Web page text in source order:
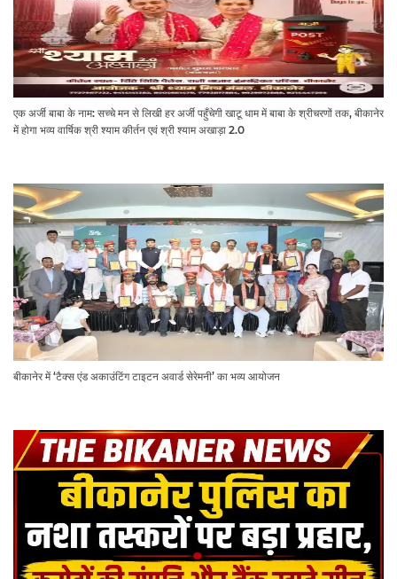
एक अर्जी बाबा के नाम: सच्चे मन से लिखी हर अर्जी पहुँचेगी खाटू धाम में बाबा के श्रीचरणों तक, बीकानेर
में होगा भव्य वार्षिक श्री श्याम कीर्तन एवं श्री श्याम अखाड़ा 2.0
बीकानेर में ‘टैक्स एंड अकाउंटिंग टाइटन अवार्ड सेरेमनी’ का भव्य आयोजन